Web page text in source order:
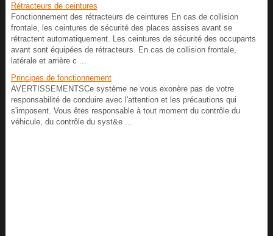
Rétracteurs de ceintures
Fonctionnement des rétracteurs de ceintures En cas de collision
frontale, les ceintures de sécurité des places assises avant se
rétractent automatiquement. Les ceintures de sécurité des occupants
avant sont équipées de rétracteurs. En cas de collision frontale,
latérale et arrière c ...
Principes de fonctionnement
AVERTISSEMENTSCe système ne vous exonère pas de votre
responsabilité de conduire avec l'attention et les précautions qui
s'imposent. Vous êtes responsable à tout moment du contrôle du
véhicule, du contrôle du syst&e ...